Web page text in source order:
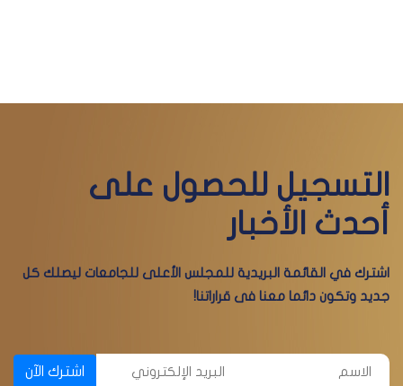
التسجيل للحصول على
أحدث الأخبار
اشترك في القائمة البريدية للمجلس الأعلى للجامعات ليصلك كل
جديد وتكون دائما معنا فى قراراتنا!
اشترك الآن